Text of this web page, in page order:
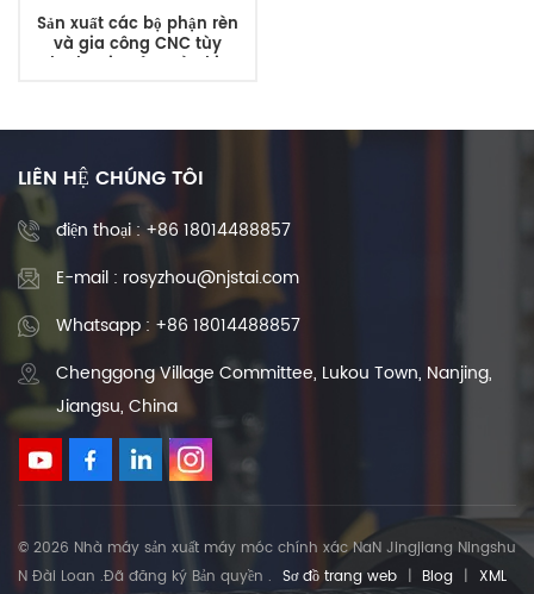
Sản xuất các bộ phận rèn
và gia công CNC tùy
chỉnh-Gia công rèn kim
LIÊN HỆ CHÚNG TÔI
điện thoại :+86 18014488857
E-mail : rosyzhou@njstai.com
Whatsapp : +86 18014488857
Chenggong Village Committee, Lukou Town, Nanjing,
Jiangsu, China
© 2026 Nhà máy sản xuất máy móc chính xác NaN Jingjiang Ningshu
N Đài Loan .Đã đăng ký Bản quyền . Sơ đồ trang web | Blog | XML